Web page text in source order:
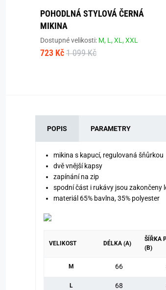
POHODLNÁ STYLOVÁ ČERNÁ
MIKINA
Dostupné velikosti: M, L,XL,XXL
723 Kč 1 099 Kč
POPIS PARAMETRY
mikina s kapucí, regulovaná šňůrkou
dvě vnější kapsy
zapínání na zip
spodní část i rukávy jsou zakončeny
materiál 65% bavlna, 35% polyester
VELIKOST DÉLKA (A)
ŠÍŘKA
(B)
M 66
L 68